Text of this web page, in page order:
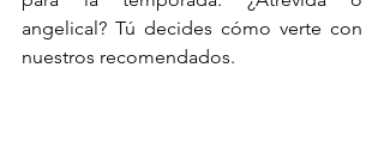
angelical? Tú decides cómo verte con
nuestros recomendados.